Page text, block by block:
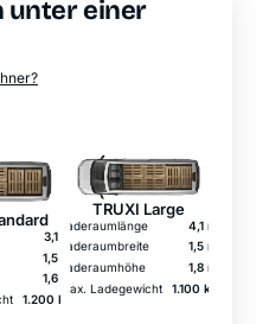
unter einer
3,1 m
1,5 m
1,6 m
1.200 kg
TRUXI Large
Laderaumlänge
4,1 m
Laderaumbreite
1,5 m
Laderaumhöhe
1,8 m
max. Ladegewicht
1.100 kg